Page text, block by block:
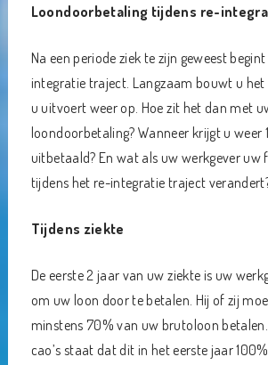
Loondoorbetaling tijdens re-
Na een periode ziek te zijn geweest
integratie traject. Langzaam bouwt u
u uitvoert weer op. Hoe zit het dan met
loondoorbetaling? Wanneer krijgt u weer
uitbetaald? En wat als uw werkgever uw
tijdens het re-integratie traject
Tijdens ziekte
De eerste 2 jaar van uw ziekte is uw
om uw loon door te betalen. Hij of zij
minstens 70% van uw brutoloon
cao’s staat dat dit in het eerste jaar